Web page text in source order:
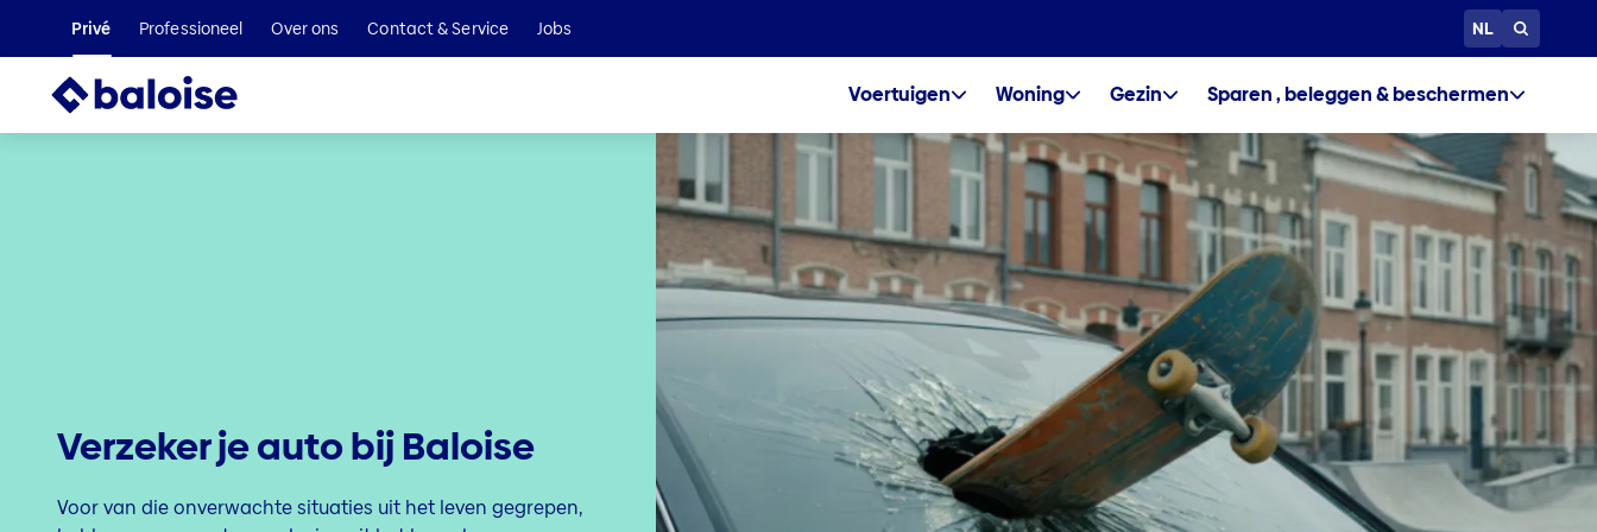
Privé Professioneel Over ons Contact & Service Jobs NL
Voertuigen Woning Gezin Sparen , beleggen & beschermen
Verzeker je auto bij Baloise
Voor van die onverwachte situaties uit het leven gegrepen,